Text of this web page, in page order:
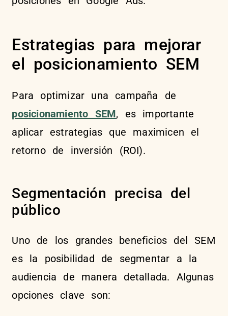
Estrategias para mejorar
el posicionamiento SEM
Para optimizar una campaña de
posicionamiento SEM, es importante
aplicar estrategias que maximicen el
retorno de inversión (ROI).
Segmentación precisa del
público
Uno de los grandes beneficios del SEM
es la posibilidad de segmentar a la
audiencia de manera detallada. Algunas
opciones clave son: